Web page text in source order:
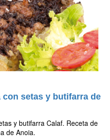
con setas y butifarra de
y butifarra Calaf. Receta de
de Anoia.